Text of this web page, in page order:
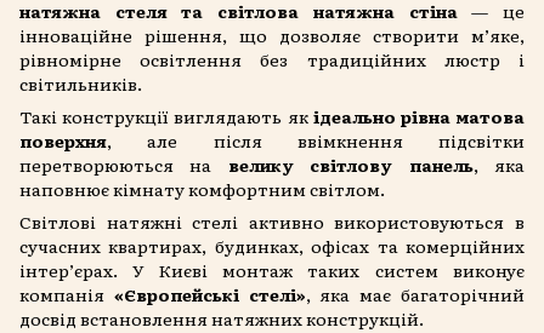
натяжна стеля та світлова натяжна стіна— це
інноваційне рішення, що дозволяє створити м’яке,
рівномірне освітлення без традиційних люстр і
світильників.
Такі конструкції виглядають як ідеально рівна матова
поверхня, але після ввімкнення підсвітки
перетворюються на велику світлову панель, яка
наповнює кімнату комфортним світлом.
Світлові натяжні стелі активно використовуються в
сучасних квартирах, будинках, офісах та комерційних
інтер’єрах. У Києві монтаж таких систем виконує
компанія «Європейські стелі», яка має багаторічний
досвід встановлення натяжних конструкцій.